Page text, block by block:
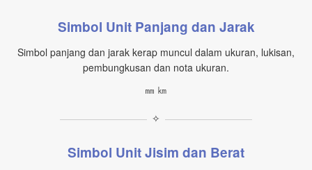
Simbol Unit Panjang dan Jarak
Simbol panjang dan jarak kerap muncul dalam ukuran, lukisan,
pembungkusan dan nota ukuran.
㎜ ㎞
✧
Simbol Unit Jisim dan Berat